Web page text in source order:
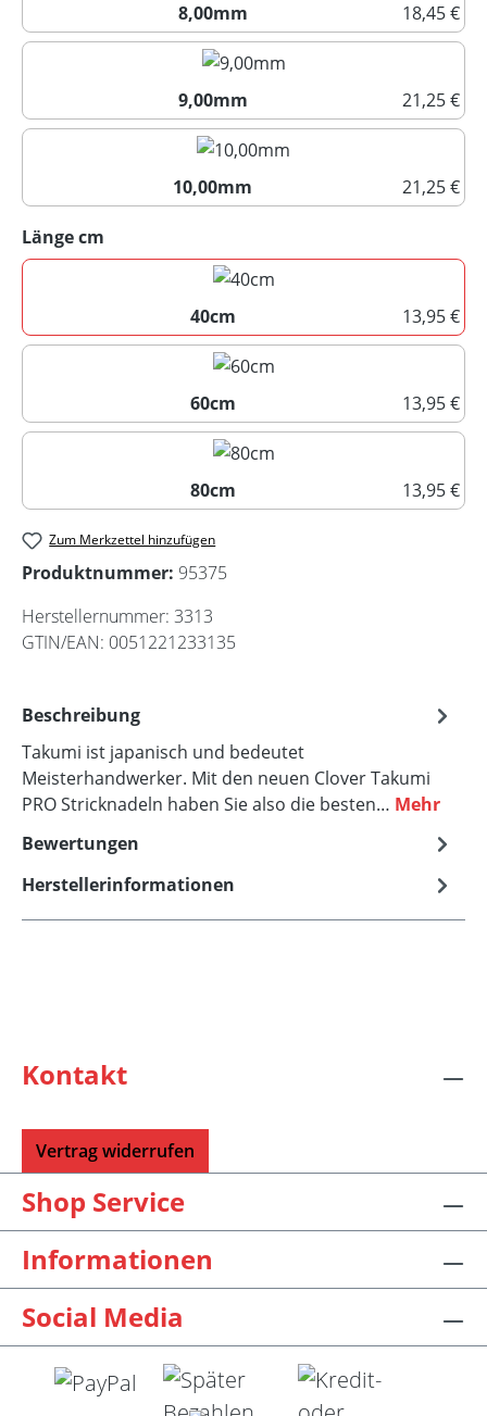
8,00mm
18,45 €
8,00mm
9,00mm
21,25 €
9,00mm
10,00mm
21,25 €
Länge cm
40cm
13,95 €
40cm
60cm
13,95 €
60cm
80cm
13,95 €
Zum Merkzettel hinzufügen
Produktnummer: 95375
Herstellernummer: 3313
GTIN/EAN: 0051221233135
Beschreibung
Takumi ist japanisch und bedeutet
Meisterhandwerker. Mit den neuen Clover Takumi
PRO Stricknadeln haben Sie also die besten… Mehr
Bewertungen
Herstellerinformationen
Kontakt
Vertrag widerrufen
Shop Service
Informationen
Social Media